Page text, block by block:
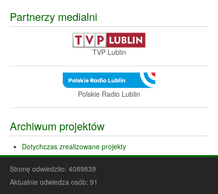
Partnerzy medialni
TVP Lublin
Polskie Radio Lublin
Archiwum projektów
Dotychczas zrealizowane projekty
Stronę odwiedziło: 4089839
Aktualnie odwiedza osób: 91